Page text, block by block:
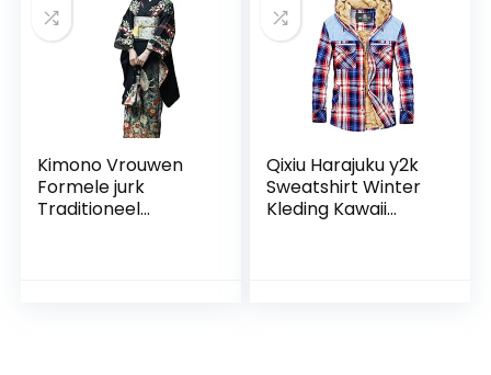
(Color : White, Size :
S)
Kimono Vrouwen
Formele jurk
Traditioneel
Qixiu Harajuku y2k
Sweatshirt Winter
Kleding Kawaii